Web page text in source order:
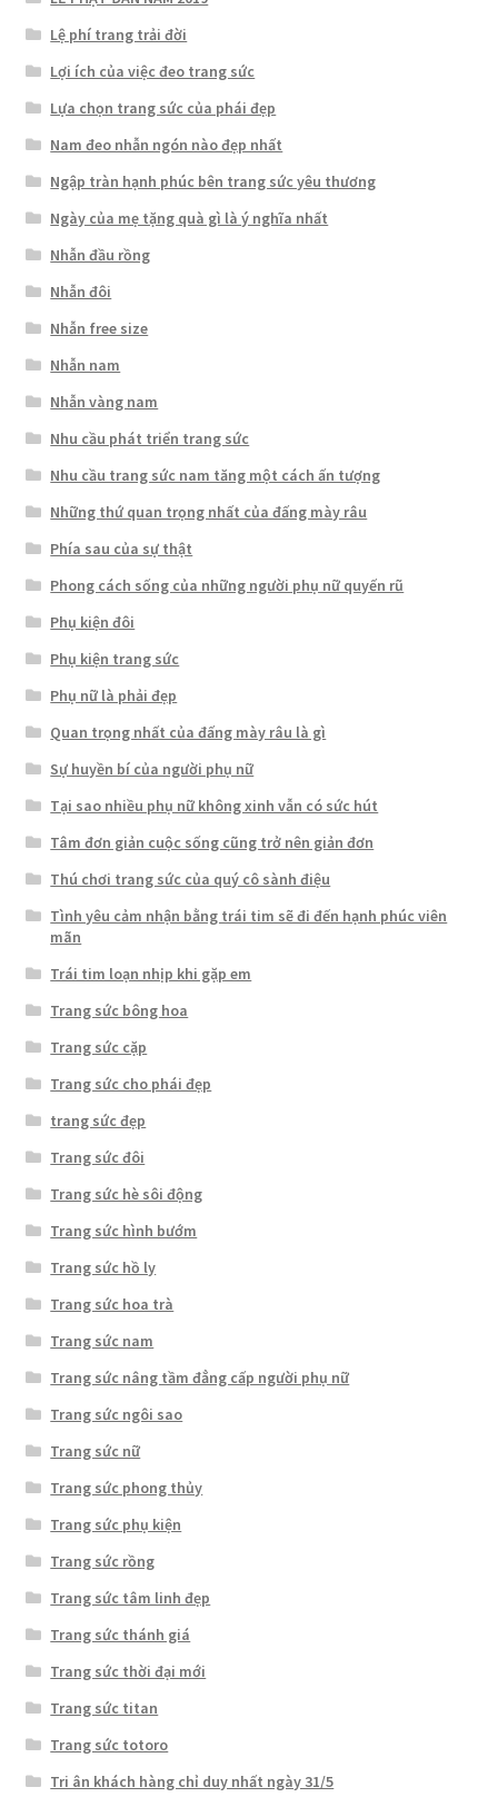
Lệ phí trang trải đời
Lợi ích của việc đeo trang sức
Lựa chọn trang sức của phái đẹp
Nam đeo nhẫn ngón nào đẹp nhất
Ngập tràn hạnh phúc bên trang sức yêu thương
Ngày của mẹ tặng quà gì là ý nghĩa nhất
Nhẫn đầu rồng
Nhẫn đôi
Nhẫn free size
Nhẫn nam
Nhẫn vàng nam
Nhu cầu phát triển trang sức
Nhu cầu trang sức nam tăng một cách ấn tượng
Những thứ quan trọng nhất của đấng mày râu
Phía sau của sự thật
Phong cách sống của những người phụ nữ quyến rũ
Phụ kiện đôi
Phụ kiện trang sức
Phụ nữ là phải đẹp
Quan trọng nhất của đấng mày râu là gì
Sự huyền bí của người phụ nữ
Tại sao nhiều phụ nữ không xinh vẫn có sức hút
Tâm đơn giản cuộc sống cũng trở nên giản đơn
Thú chơi trang sức của quý cô sành điệu
Tình yêu cảm nhận bằng trái tim sẽ đi đến hạnh phúc viên
mãn
Trái tim loạn nhịp khi gặp em
Trang sức bông hoa
Trang sức cặp
Trang sức cho phái đẹp
trang sức đẹp
Trang sức đôi
Trang sức hè sôi động
Trang sức hình bướm
Trang sức hồ ly
Trang sức hoa trà
Trang sức nam
Trang sức nâng tầm đẳng cấp người phụ nữ
Trang sức ngôi sao
Trang sức nữ
Trang sức phong thủy
Trang sức phụ kiện
Trang sức rồng
Trang sức tâm linh đẹp
Trang sức thánh giá
Trang sức thời đại mới
Trang sức titan
Trang sức totoro
Tri ân khách hàng chỉ duy nhất ngày 31/5